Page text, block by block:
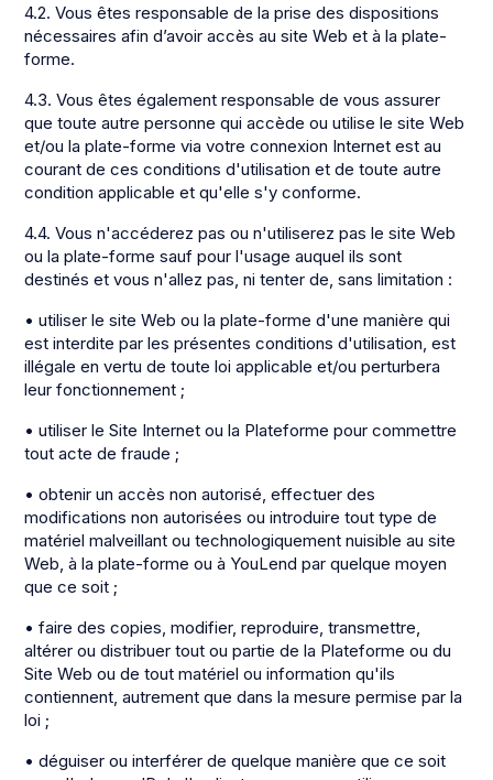
4.2. Vous êtes responsable de la prise des dispositions
nécessaires afin d’avoir accès au site Web et à la plate-
forme.
4.3. Vous êtes également responsable de vous assurer
que toute autre personne qui accède ou utilise le site Web
et/ou la plate-forme via votre connexion Internet est au
courant de ces conditions d'utilisation et de toute autre
condition applicable et qu'elle s'y conforme.
4.4. Vous n'accéderez pas ou n'utiliserez pas le site Web
ou la plate-forme sauf pour l'usage auquel ils sont
destinés et vous n'allez pas, ni tenter de, sans limitation :
• utiliser le site Web ou la plate-forme d'une manière qui
est interdite par les présentes conditions d'utilisation, est
illégale en vertu de toute loi applicable et/ou perturbera
leur fonctionnement ;
• utiliser le Site Internet ou la Plateforme pour commettre
tout acte de fraude ;
• obtenir un accès non autorisé, effectuer des
modifications non autorisées ou introduire tout type de
matériel malveillant ou technologiquement nuisible au site
Web, à la plate-forme ou à YouLend par quelque moyen
que ce soit ;
• faire des copies, modifier, reproduire, transmettre,
altérer ou distribuer tout ou partie de la Plateforme ou du
Site Web ou de tout matériel ou information qu'ils
contiennent, autrement que dans la mesure permise par la
loi ;
• déguiser ou interférer de quelque manière que ce soit